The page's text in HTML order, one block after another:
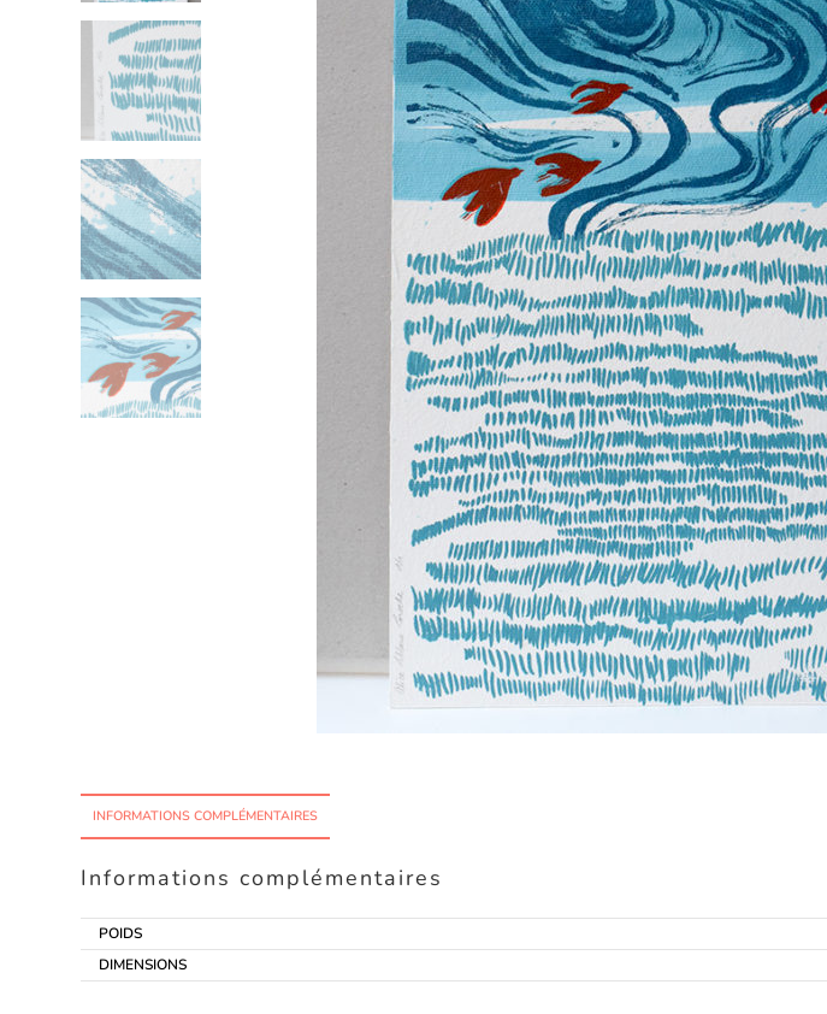
INFORMATIONS COMPLÉMENTAIRES
Informations complémentaires
POIDS
DIMENSIONS